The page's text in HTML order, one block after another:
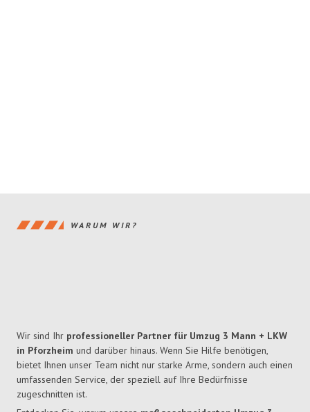
WARUM WIR?
Wir sind Ihr professioneller Partner für Umzug 3 Mann + LKW
in Pforzheim und darüber hinaus. Wenn Sie Hilfe benötigen,
bietet Ihnen unser Team nicht nur starke Arme, sondern auch einen
umfassenden Service, der speziell auf Ihre Bedürfnisse
zugeschnitten ist.